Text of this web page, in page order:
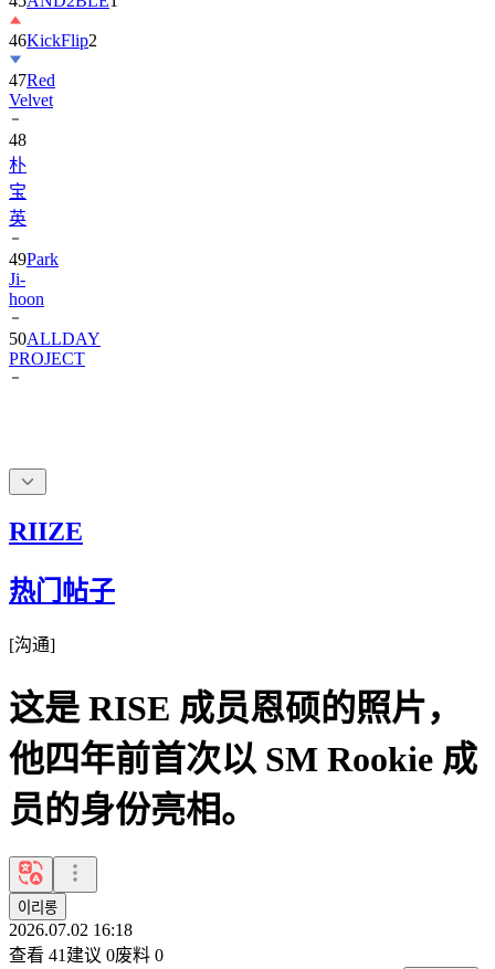
46KickFlip2
47Red
Velvet
48
朴
宝
英
49Park
Ji-
hoon
50ALLDAY
PROJECT
RIIZE
热门帖子
[沟通]
这是 RISE 成员恩硕的照片，
他四年前首次以 SM Rookie 成
员的身份亮相。
이리롱
2026.07.02 16:18
查看 41 建议 0废料 0